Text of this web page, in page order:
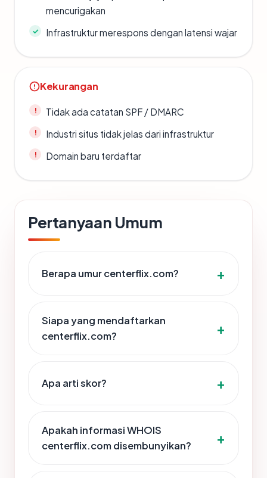
mencurigakan
Infrastruktur merespons dengan latensi wajar
Kekurangan
Tidak ada catatan SPF / DMARC
Industri situs tidak jelas dari infrastruktur
Domain baru terdaftar
Pertanyaan Umum
Berapa umur centerflix.com?
Siapa yang mendaftarkan
centerflix.com?
Apa arti skor?
Apakah informasi WHOIS
centerflix.com disembunyikan?